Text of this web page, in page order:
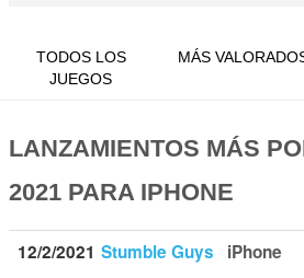
TODOS LOS
JUEGOS
MÁS
LANZAMIENTOS MÁS
2021 PARA IPHONE
12/2/2021 Stumble Guys iPhone